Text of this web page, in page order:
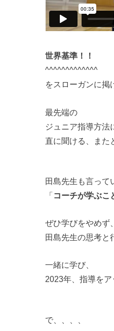
世界基準！！
^^^^^^^^^^^^^
をスローガンに掲
最先端の
ジュニア指導方法
直に聞ける、また
田島先生も言って
「コーチが学ぶこ
ぜひ学びをやめず
田島先生の思考と
一緒に学び、
2023年、指導をア
で、、、、